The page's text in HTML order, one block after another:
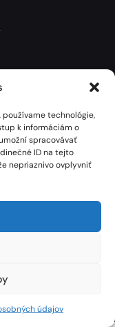
technológie,
k informáciám o
spracovávať
ID na tejto
nepriaznivo ovplyvniť
údajov
Marek Heinfarth.